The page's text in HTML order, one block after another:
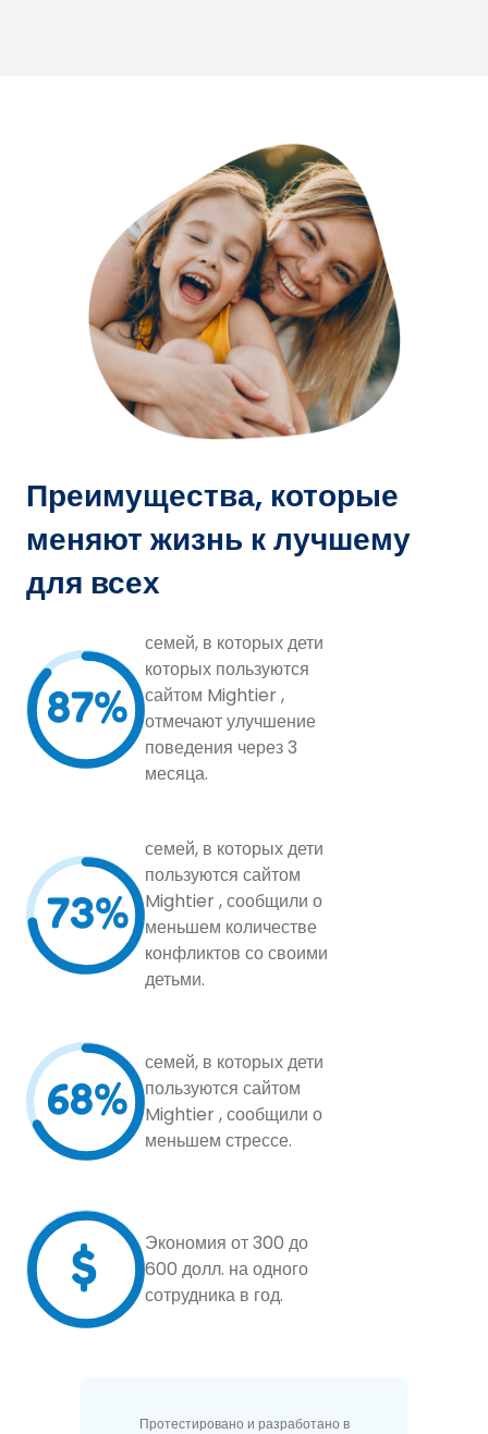
Преимущества, которые
меняют жизнь к лучшему
для всех
87%
семей, в которых дети
которых пользуются
сайтом Mightier ,
отмечают улучшение
поведения через 3
месяца.
73%
семей, в которых дети
пользуются сайтом
Mightier , сообщили о
меньшем количестве
конфликтов со своими
детьми.
68%
семей, в которых дети
пользуются сайтом
Mightier , сообщили о
меньшем стрессе.
$
Экономия от 300 до
600 долл. на одного
сотрудника в год.
Протестировано и разработано в